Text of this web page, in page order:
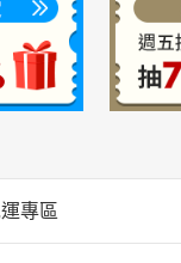
一種收到商品之後，才
示之步驟，訂單將會
服務時需使用手機接收
先享後付是由恩沛
視為您已同意 服務條
項請參常見問題。
品時，可利用全台【
，會由樂天自動將【
/ 0911-490-313/
問需要諮詢，
資訊
電諮詢或洽門市
服務。如:機票等。
七條第一項經主管
記載事項規定之商品
票券等。
利。自您收訖商品
店鋪將立即為您處
後，請儘速確認您
專區